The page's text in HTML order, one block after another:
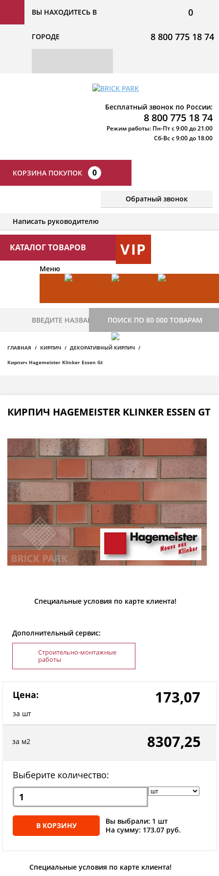
ВЫ НАХОДИТЕСЬ В
ГОРОДЕ
0
8 800 775 18 74
Бесплатный звонок по России:
8 800 775 18 74
Режим работы: Пн-Пт с 9:00 до 21:00
Сб-Вс с 9:00 до 18:00
КОРЗИНА ПОКУПОК 0
Обратный звонок
Написать руководителю
КАТАЛОГ ТОВАРОВ VIP
Меню
ПОИСК ПО 80 000 ТОВАРАМ
ГЛАВНАЯ КИРПИЧ ДЕКОРАТИВНЫЙ КИРПИЧ
Кирпич Hagemeister Klinker Essen Gt
КИРПИЧ HAGEMEISTER KLINKER ESSEN GT
Специальные условия по карте клиента!
Дополнительный сервис:
Строительно-монтажные
работы
Цена:
за шт
173,07
за м2 8307,25
Выберите количество:
В КОРЗИНУ
Вы выбрали: 1 шт
На сумму: 173.07 руб.
Специальные условия по карте клиента!